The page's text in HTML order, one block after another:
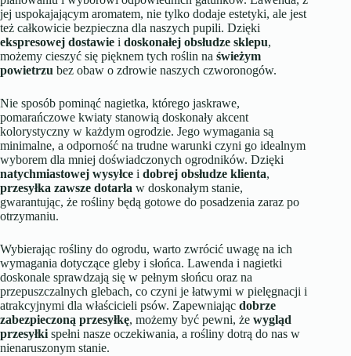
jej uspokajającym aromatem, nie tylko dodaje estetyki, ale jest
też całkowicie bezpieczna dla naszych pupili. Dzięki
ekspresowej dostawie i doskonałej obsłudze sklepu,
możemy cieszyć się pięknem tych roślin na świeżym
powietrzu bez obaw o zdrowie naszych czworonogów.
Nie sposób pominąć nagietka, którego jaskrawe,
pomarańczowe kwiaty stanowią doskonały akcent
kolorystyczny w każdym ogrodzie. Jego wymagania są
minimalne, a odporność na trudne warunki czyni go idealnym
wyborem dla mniej doświadczonych ogrodników. Dzięki
natychmiastowej wysyłce i dobrej obsłudze klienta,
przesyłka zawsze dotarła w doskonałym stanie,
gwarantując, że rośliny będą gotowe do posadzenia zaraz po
otrzymaniu.
Wybierając rośliny do ogrodu, warto zwrócić uwagę na ich
wymagania dotyczące gleby i słońca. Lawenda i nagietki
doskonale sprawdzają się w pełnym słońcu oraz na
przepuszczalnych glebach, co czyni je łatwymi w pielęgnacji i
atrakcyjnymi dla właścicieli psów. Zapewniając dobrze
zabezpieczoną przesyłkę, możemy być pewni, że wygląd
przesyłki spełni nasze oczekiwania, a rośliny dotrą do nas w
nienaruszonym stanie.